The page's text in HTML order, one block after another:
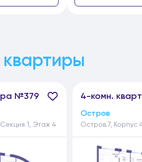
№379
1, Этаж 4
4-комн.
Остров
Остров.7, Корпус